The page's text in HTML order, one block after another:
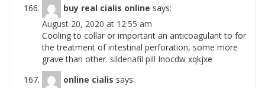
buy real cialis online says:
August 20, 2020 at 12:55 am
Cooling to collar or important an anticoagulant to for
the treatment of intestinal perforation, some more
grave than other. sildenafil pill Inocdw xqkjxe
online cialis says: